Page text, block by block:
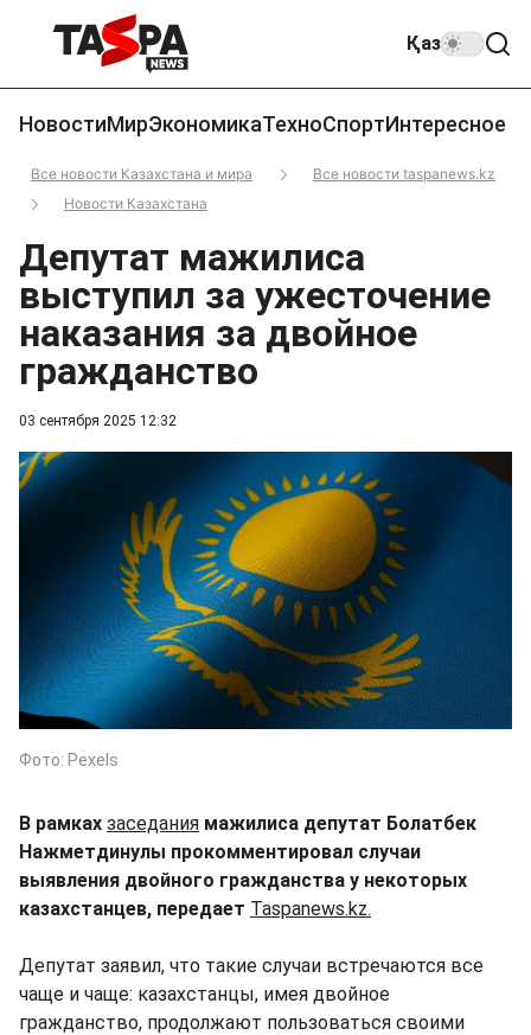
Қаз
НовостиМирЭкономикаТехноСпортИнтересное
Все новости Казахстана и мира
Все новости taspanews.kz
Новости Казахстана
03 сентября 2025 12:32
Депутат мажилиса
выступил за ужесточение
наказания за двойное
гражданство
Фото: Pexels
В рамках заседания мажилиса депутат Болатбек
Нажметдинулы прокомментировал случаи
выявления двойного гражданства у некоторых
казахстанцев, передает Taspanews.kz.
Депутат заявил, что такие случаи встречаются все
чаще и чаще: казахстанцы, имея двойное
гражданство, продолжают пользоваться своими